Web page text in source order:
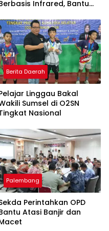
Infrared, Bantu
Kemaro
Berita Daerah
Linggau Bakal
Sumsel di O2SN
Nasional
Palembang
Perintahkan OPD
Atasi Banjir dan